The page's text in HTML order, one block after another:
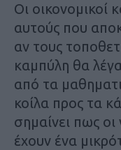
Οι οικονομικοί
αυτούς που
αν τους
καμπύλη θα
από τα
κοίλα προς τα
σημαίνει πως
έχουν ένα